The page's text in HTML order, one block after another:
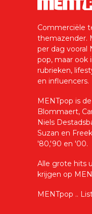
Commerciële
themazender.
per dag vooral
pop, maar ook
rubrieken,
en influencers.
MENTpop is
Blommaert,
Niels
Suzan en
'80,'90 en '00.
Alle grote hits
krijgen op
MENTpop ..